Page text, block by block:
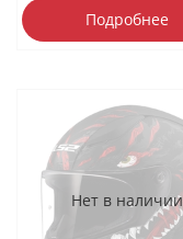
Подробнее
Нет в наличии